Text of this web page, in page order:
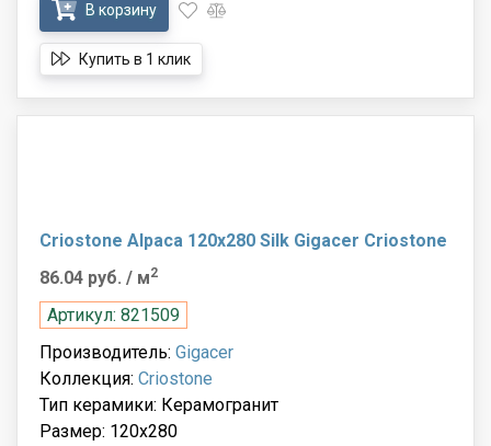
В корзину
Купить в 1 клик
Criostone Alpaca 120x280 Silk Gigacer Criostone
86.04 руб. / м2
Артикул: 821509
Производитель: Gigacer
Коллекция: Criostone
Тип керамики: Керамогранит
Размер: 120x280